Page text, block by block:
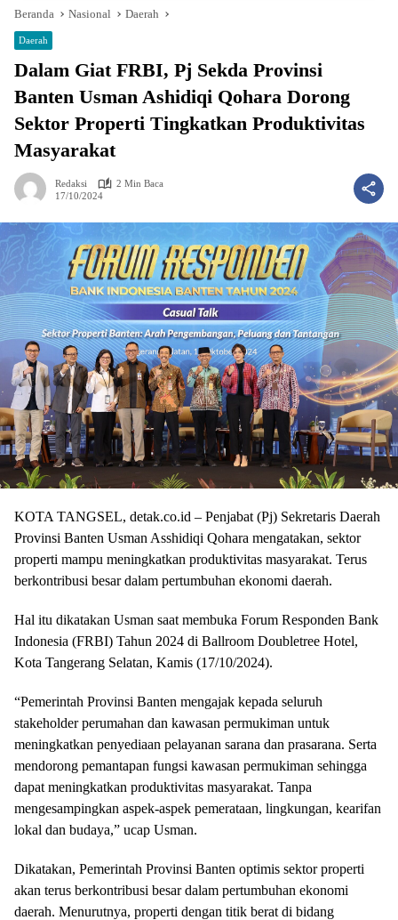
Beranda Nasional Daerah
Daerah
Dalam Giat FRBI, Pj Sekda Provinsi
Banten Usman Ashidiqi Qohara Dorong
Sektor Properti Tingkatkan Produktivitas
Masyarakat
Redaksi
2 Min Baca
17/10/2024
KOTA TANGSEL, detak.co.id – Penjabat (Pj) Sekretaris Daerah
Provinsi Banten Usman Asshidiqi Qohara mengatakan, sektor
properti mampu meningkatkan produktivitas masyarakat. Terus
berkontribusi besar dalam pertumbuhan ekonomi daerah.
Hal itu dikatakan Usman saat membuka Forum Responden Bank
Indonesia (FRBI) Tahun 2024 di Ballroom Doubletree Hotel,
Kota Tangerang Selatan, Kamis (17/10/2024).
“Pemerintah Provinsi Banten mengajak kepada seluruh
stakeholder perumahan dan kawasan permukiman untuk
meningkatkan penyediaan pelayanan sarana dan prasarana. Serta
mendorong pemantapan fungsi kawasan permukiman sehingga
dapat meningkatkan produktivitas masyarakat. Tanpa
mengesampingkan aspek-aspek pemerataan, lingkungan, kearifan
lokal dan budaya,” ucap Usman.
Dikatakan, Pemerintah Provinsi Banten optimis sektor properti
akan terus berkontribusi besar dalam pertumbuhan ekonomi
daerah. Menurutnya, properti dengan titik berat di bidang